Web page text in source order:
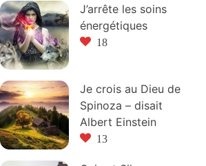
J’arrête les soins
énergétiques
18
Je crois au Dieu de
Spinoza – disait
Albert Einstein
13